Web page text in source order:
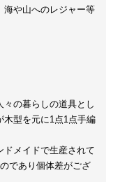
海や山へのレジャー等
々の暮らしの道具とし
木型を元に1点1点手編
ドメイドで生産されて
であり個体差がござ